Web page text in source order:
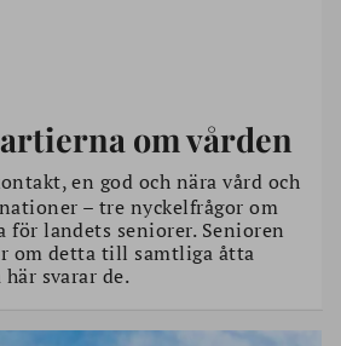
om vården
en god och nära vård och
– tre nyckelfrågor om
för landets seniorer. Senioren
om detta till samtliga åtta
svarar de.